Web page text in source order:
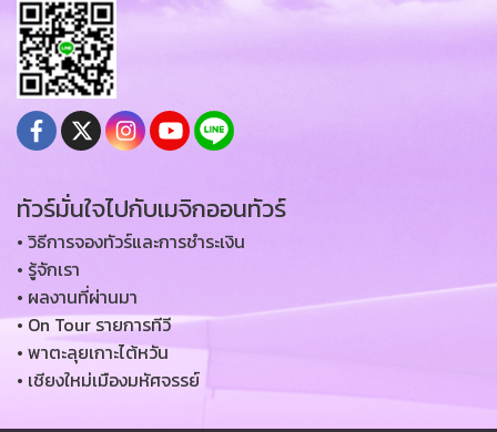
ทัวร์มั่นใจไปกับเมจิกออนทัวร์
• วิธีการจองทัวร์และการชำระเงิน
• รู้จักเรา
• ผลงานที่ผ่านมา
• On Tour รายการทีวี
• พาตะลุยเกาะไต้หวัน
• เชียงใหม่เมืองมหัศจรรย์